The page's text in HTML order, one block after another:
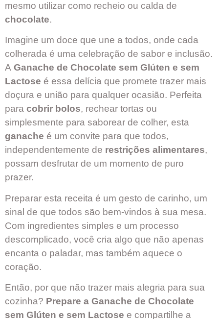
mesmo utilizar como recheio ou calda de
chocolate.
Imagine um doce que une a todos, onde cada
colherada é uma celebração de sabor e inclusão.
A Ganache de Chocolate sem Glúten e sem
Lactose é essa delícia que promete trazer mais
doçura e união para qualquer ocasião. Perfeita
para cobrir bolos, rechear tortas ou
simplesmente para saborear de colher, esta
ganache é um convite para que todos,
independentemente de restrições alimentares,
possam desfrutar de um momento de puro
prazer.
Preparar esta receita é um gesto de carinho, um
sinal de que todos são bem-vindos à sua mesa.
Com ingredientes simples e um processo
descomplicado, você cria algo que não apenas
encanta o paladar, mas também aquece o
coração.
Então, por que não trazer mais alegria para sua
cozinha? Prepare a Ganache de Chocolate
sem Glúten e sem Lactose e compartilhe a